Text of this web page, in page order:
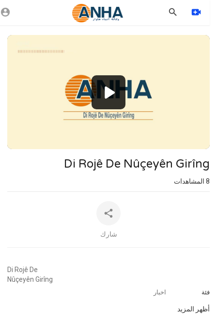
Video
Di Rojê De Nûçeyên Girîng
المشاهدات
شارك
⁣Di Rojê De
Nûçeyên Girîng
فئة اخبار
أظهر المزيد